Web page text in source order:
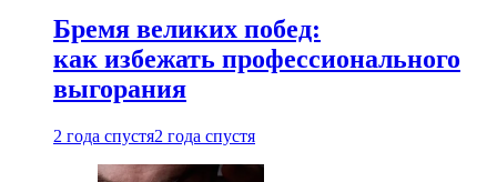
Бремя великих побед:
как избежать профессионального
выгорания
2 года спустя2 года спустя